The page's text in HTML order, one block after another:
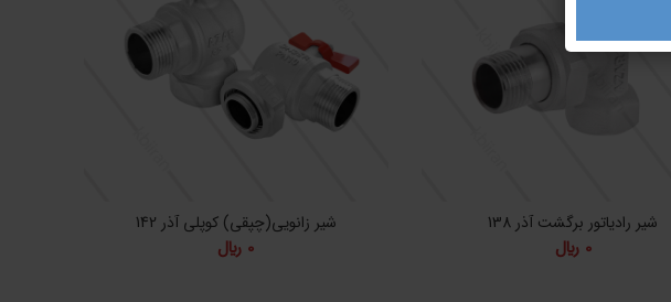
شیر رادیاتور برگشت آذر 138
0 ﷼
شیر زانویی(چپقی) کوپلی آذر 142
0 ﷼